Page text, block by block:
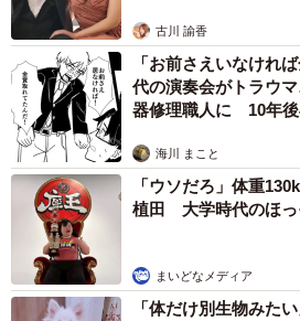
古川 諭香
「お前さえいなけれ
代の演奏会がトラウ
器修理職人に 10年後
海川 まこと
「ウソだろ」体重
植田 大学時代のほっ
まいどなメディア
「体だけ別生物みた